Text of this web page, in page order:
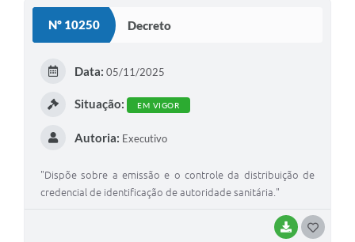
Nº 10250 Decreto
BAIXAR
Data: 05/11/2025
Situação: EM VIGOR
Autoria: Executivo
"Dispõe sobre a emissão e o controle da distribuição de
credencial de identificação de autoridade sanitária."